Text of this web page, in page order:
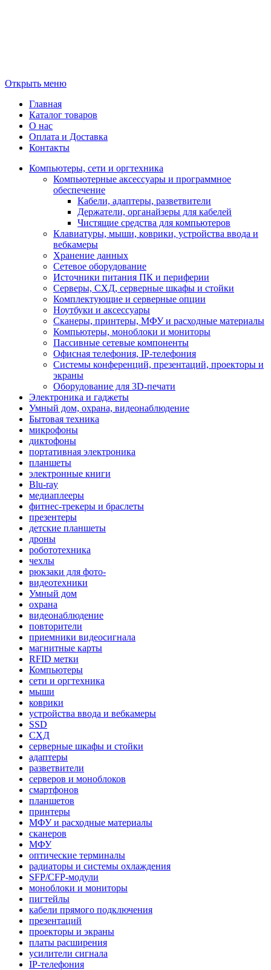
Открыть меню
Главная
Каталог товаров
О нас
Оплата и Доставка
Контакты
Компьютеры, сети и оргтехника
Компьютерные аксессуары и программное
обеспечение
Кабели, адаптеры, разветвители
Держатели, органайзеры для кабелей
Чистящие средства для компьютеров
Клавиатуры, мыши, коврики, устройства ввода и
вебкамеры
Хранение данных
Сетевое оборудование
Источники питания ПК и периферии
Серверы, СХД, серверные шкафы и стойки
Комплектующие и серверные опции
Ноутбуки и аксессуары
Сканеры, принтеры, МФУ и расходные материалы
Компьютеры, моноблоки и мониторы
Пассивные сетевые компоненты
Офисная телефония, IP-телефония
Системы конференций, презентаций, проекторы и
экраны
Оборудование для 3D-печати
Электроника и гаджеты
Умный дом, охрана, видеонаблюдение
Бытовая техника
микрофоны
диктофоны
портативная электроника
планшеты
электронные книги
Blu-ray
медиаплееры
фитнес-трекеры и браслеты
презентеры
детские планшеты
дроны
робототехника
чехлы
рюкзаки для фото-
видеотехники
Умный дом
охрана
видеонаблюдение
повторители
приемники видеосигнала
магнитные карты
RFID метки
Компьютеры
сети и оргтехника
мыши
коврики
устройства ввода и вебкамеры
SSD
СХД
серверные шкафы и стойки
адаптеры
разветвители
серверов и моноблоков
смартфонов
планшетов
принтеры
МФУ и расходные материалы
сканеров
МФУ
оптические терминалы
радиаторы и системы охлаждения
SFP/CFP-модули
моноблоки и мониторы
пигтейлы
кабели прямого подключения
презентаций
проекторы и экраны
платы расширения
усилители сигнала
IP-телефония